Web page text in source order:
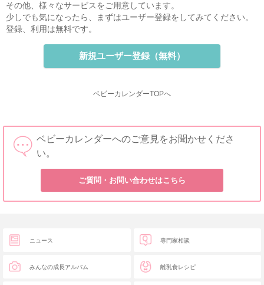
その他、様々なサービスをご用意しています。
少しでも気になったら、まずはユーザー登録をしてみてください。
登録、利用は無料です。
新規ユーザー登録（無料）
ベビーカレンダーTOPへ
ベビーカレンダーへのご意見をお聞かせくださ
い。
ご質問・お問い合わせはこちら
ニュース
みんなの成長アルバム
専門家相談
離乳食レシピ